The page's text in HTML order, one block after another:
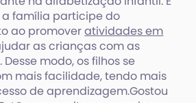
família participe do
ao promoveratividades em
as crianças com as
modo, os filhos se
mais facilidade, tendo mais
de aprendizagem.Gostou